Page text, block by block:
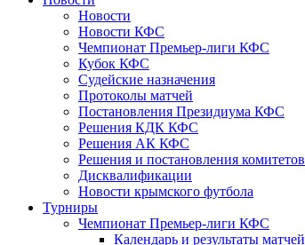
Новости
Новости КФС
Чемпионат Премьер-лиги КФС
Кубок КФС
Судейские назначения
Протоколы матчей
Постановления Президиума КФС
Решения КДК КФС
Решения АК КФС
Решения и постановления комитетов
Дисквалификации
Новости крымского футбола
Турниры
Чемпионат Премьер-лиги КФС
Календарь и результаты матчей